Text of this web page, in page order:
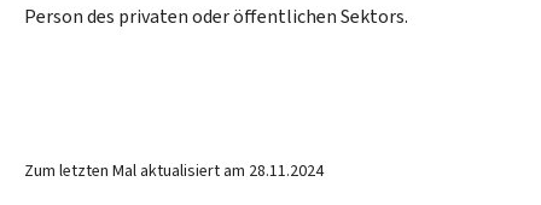
Person des privaten oder öffentlichen Sektors.
Zum letzten Mal aktualisiert am 28.11.2024